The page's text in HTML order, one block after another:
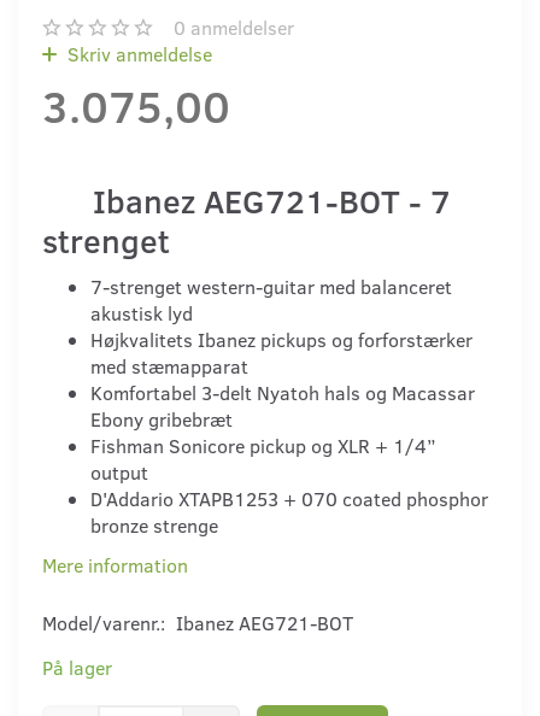
0 anmeldelser
Skriv anmeldelse
3.075,00
Ibanez AEG721-BOT - 7
strenget
7-strenget western-guitar med balanceret
akustisk lyd
Højkvalitets Ibanez pickups og forforstærker
med stæmapparat
Komfortabel 3-delt Nyatoh hals og Macassar
Ebony gribebræt
Fishman Sonicore pickup og XLR + 1/4”
output
D'Addario XTAPB1253 + 070 coated phosphor
bronze strenge
Mere information
Model/varenr.: Ibanez AEG721-BOT
På lager